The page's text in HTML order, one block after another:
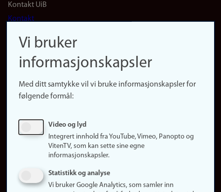
Footer
(no)
Kontakt UiB
Kontakt
Finn forsker
Presse
Finn studier
Ledige stillinger
Om nettstedet
Vi bruker
informasjonskapsler
Med ditt samtykke vil vi bruke informasjonskapsler for
følgende formål:
Video og lyd
Integrert innhold fra YouTube, Vimeo, Panopto og
VitenTV, som kan sette sine egne
informasjonskapsler.
Statistikk og analyse
Vi bruker Google Analytics, som samler inn